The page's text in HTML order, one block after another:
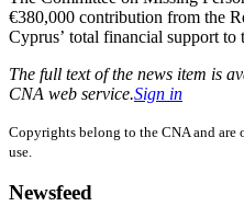
€380,000 contribution from the
Cyprus’ total financial support
The full text of the news item is
CNA web service.Sign in
Copyrights belong to the CNA and are
use.
Newsfeed